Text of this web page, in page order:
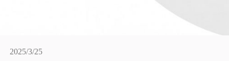
2025/3/25